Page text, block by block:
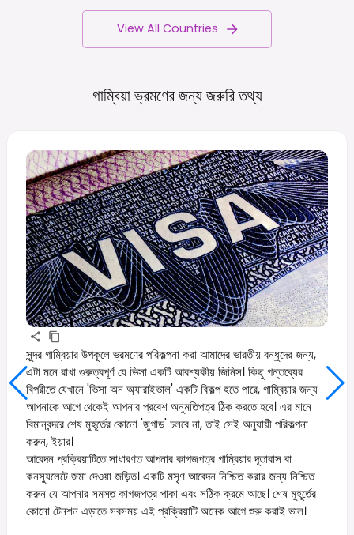
View All Countries
গাম্বিয়া ভ্রমণের জন্য জরুরিতথ্য
সুন্দর গাম্বিয়ার উপকূলে ভ্রমণের পরিকল্পনা করা আমাদের ভারতীয় বন্ধুদের জন্য,
এটা মনে রাখা গুরুত্বপূর্ণ যে ভিসা একটি আবশ্যকীয় জিনিস। কিছু গন্তব্যের
বিপরীতে যেখানে 'ভিসা অন অ্যারাইভাল' একটি বিকল্প হতে পারে, গাম্বিয়ার জন্য
আপনাকে আগে থেকেই আপনার প্রবেশ অনুমতিপত্র ঠিক করতে হবে। এর মানে
বিমানবন্দরে শেষ মুহূর্তের কোনো 'জুগাড' চলবে না, তাই সেই অনুযায়ী পরিকল্পনা
করুন, ইয়ার।
আবেদন প্রক্রিয়াটিতে সাধারণত আপনার কাগজপত্র গাম্বিয়ার দূতাবাস বা
কনস্যুলেটে জমা দেওয়া জড়িত। একটি মসৃণ আবেদন নিশ্চিত করার জন্য নিশ্চিত
করুন যে আপনার সমস্ত কাগজপত্র পাকা এবং সঠিক ক্রমে আছে। শেষ মুহূর্তের
কোনো টেনশন এড়াতে সবসময় এই প্রক্রিয়াটি অনেক আগে শুরু করাই ভাল।